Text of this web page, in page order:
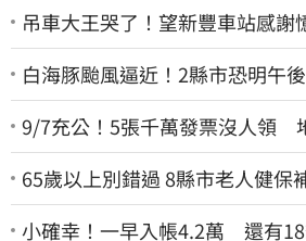
吊車大王哭了！望新豐車站感謝
白海豚颱風逼近！2縣市恐明午
9/7充公！5張千萬發票沒人領
65歲以上別錯過 8縣市老人健保
小確幸！一早入帳4.2萬 還有